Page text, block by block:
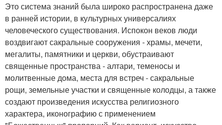
Это система знаний была широко распространена даже
в ранней истории, в культурных универсалиях
человеческого существования. Испокон веков люди
воздвигают сакральные сооружения - храмы, мечети,
мегалиты, памятники и церкви, обустраивают
священные пространства - алтари, теменосы и
молитвенные дома, места для встреч - сакральные
рощи, земельные участки и священные колодцы, а также
создают произведения искусства религиозного
характера, иконографию с применением